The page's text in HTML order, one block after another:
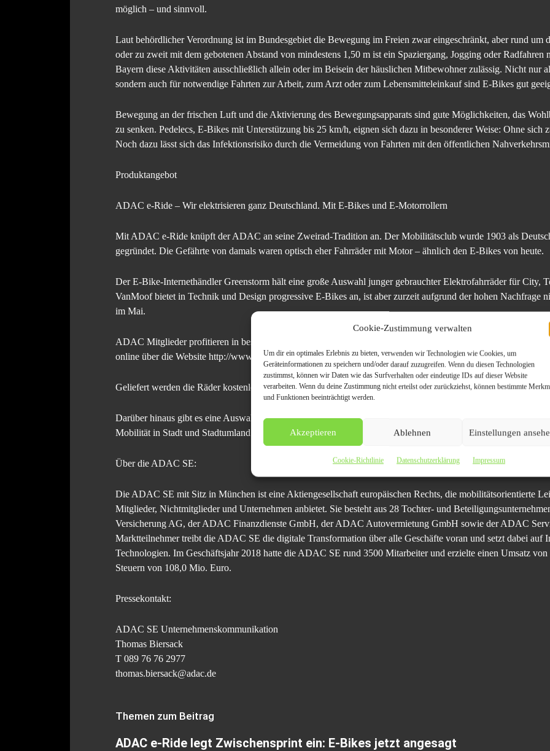
Cookie-Zustimmung verwalten
Um dir ein optimales Erlebnis zu bieten, verwenden wir Technologien wie Cookies, um
Geräteinformationen zu speichern und/oder darauf zuzugreifen. Wenn du diesen Technologien
zustimmst, können wir Daten wie das Surfverhalten oder eindeutige IDs auf dieser Website
verarbeiten. Wenn du deine Zustimmung nicht erteilst oder zurückziehst, können bestimmte
und Funktionen beeinträchtigt werden.
Akzeptieren Ablehnen Einstellungen
Cookie-Richtlinie Datenschutzerklärung Impressum
möglich – und sinnvoll.
Laut behördlicher Verordnung ist im Bundesgebiet die Bewegung im Freien zwar eingeschränkt, aber rund um
oder zu zweit mit dem gebotenen Abstand von mindestens 1,50 m ist ein Spaziergang, Jogging oder
Bayern diese Aktivitäten ausschließlich allein oder im Beisein der häuslichen Mitbewohner zulässig. Nicht nur
sondern auch für notwendige Fahrten zur Arbeit, zum Arzt oder zum Lebensmitteleinkauf sind E-Bikes gut
Bewegung an der frischen Luft und die Aktivierung des Bewegungsapparats sind gute Möglichkeiten, das
zu senken. Pedelecs, E-Bikes mit Unterstützung bis 25 km/h, eignen sich dazu in besonderer Weise: Ohne sich
Noch dazu lässt sich das Infektionsrisiko durch die Vermeidung von Fahrten mit den öffentlichen
Produktangebot
ADAC e-Ride – Wir elektrisieren ganz Deutschland. Mit E-Bikes und E-Motorrollern
Mit ADAC e-Ride knüpft der ADAC an seine Zweirad-Tradition an. Der Mobilitätsclub wurde 1903 als
gegründet. Die Gefährte von damals waren optisch eher Fahrräder mit Motor – ähnlich den E-Bikes von heute.
Der E-Bike-Internethändler Greenstorm hält eine große Auswahl junger gebrauchter Elektrofahrräder für City,
VanMoof bietet in Technik und Design progressive E-Bikes an, ist aber zurzeit aufgrund der hohen Nachfrage
im Mai.
ADAC Mitglieder profitieren in besonderer Weise. Zu den Aktionsangeboten gibt es weitere
online über die Website http://www.adac.de/e-bike .
Geliefert werden die Räder kostenlos bis vor die Haustür. So kommt man passend zu den aufstrebenden
Darüber hinaus gibt es eine Auswahl an E-Motorrollern der schwedischen Marke Vässla und der Schweizer
Mobilität in Stadt und Stadtumland einen emissionsfreien Charme. http://www.adac.de/e-ride
Über die ADAC SE:
Die ADAC SE mit Sitz in München ist eine Aktiengesellschaft europäischen Rechts, die mobilitätsorientierte
Mitglieder, Nichtmitglieder und Unternehmen anbietet. Sie besteht aus 28 Tochter- und
Versicherung AG, der ADAC Finanzdienste GmbH, der ADAC Autovermietung GmbH sowie der ADAC
Marktteilnehmer treibt die ADAC SE die digitale Transformation über alle Geschäfte voran und setzt dabei auf
Technologien. Im Geschäftsjahr 2018 hatte die ADAC SE rund 3500 Mitarbeiter und erzielte einen Umsatz
Steuern von 108,0 Mio. Euro.
Pressekontakt:
ADAC SE Unternehmenskommunikation
Thomas Biersack
T 089 76 76 2977
thomas.biersack@adac.de
Themen zum Beitrag
ADAC e-Ride legt Zwischensprint ein: E-Bikes jetzt angesagt